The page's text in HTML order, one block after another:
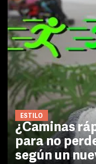
ESTILO
¿Caminas
para no
según un